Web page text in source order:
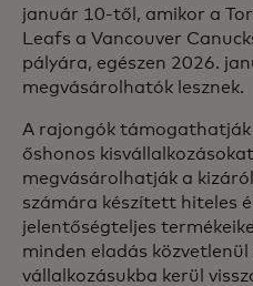
január 10-től, amikor a
Leafs a Vancouver
pályára, egészen 2026.
megvásárolhatók lesznek.
A rajongók támogathatják
őshonos
megvásárolhatják a
számára készített hiteles
jelentőségteljes
minden eladás közvetlenül
vállalkozásukba kerül